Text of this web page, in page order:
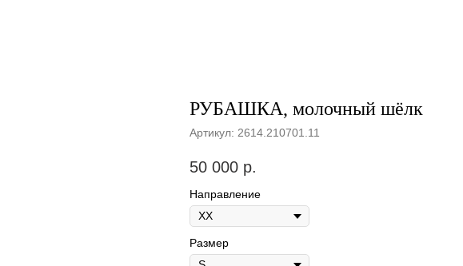
РУБАШКА, молочный шёлк
Артикул: 2614.210701.11
50 000 р.
Направление
Размер